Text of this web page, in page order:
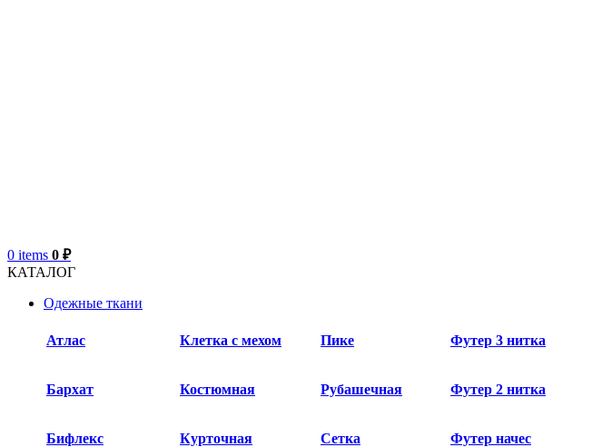
0 items 0 ₽
КАТАЛОГ
Одежные ткани
Атлас Клетка с мехом Пике Футер 3 нитка
Бархат​ Костюмная Рубашечная Футер 2 нитка
Бифлекс Курточная Сетка Футер начес